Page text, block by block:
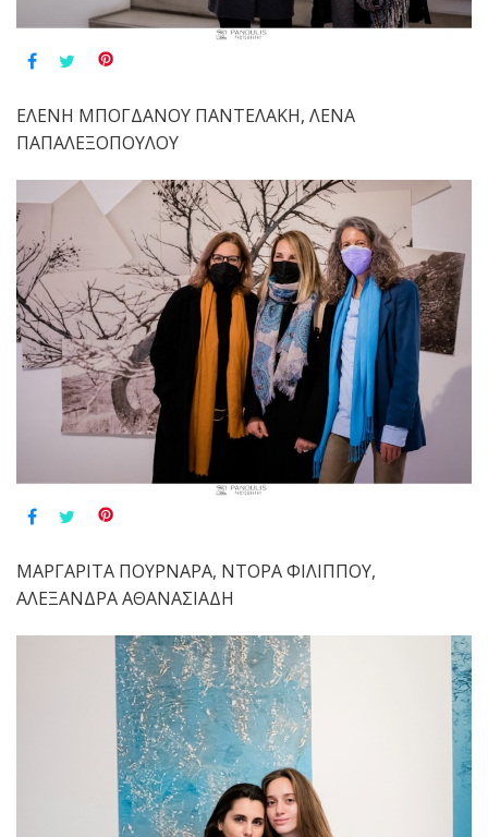
ΕΛΕΝΗ ΜΠΟΓΔΑΝΟΥ ΠΑΝΤΕΛΑΚΗ, ΛΕΝΑ
ΠΑΠΑΛΕΞΟΠΟΥΛΟΥ
ΜΑΡΓΑΡΙΤΑ ΠΟΥΡΝΑΡΑ, ΝΤΟΡΑ ΦΙΛΙΠΠΟΥ,
ΑΛΕΞΑΝΔΡΑ ΑΘΑΝΑΣΙΑΔΗ